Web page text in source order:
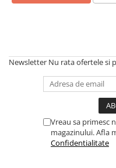
Newsletter Nu rata ofertele si
Vreau sa primesc
magazinului. Afla
Confidentialitate